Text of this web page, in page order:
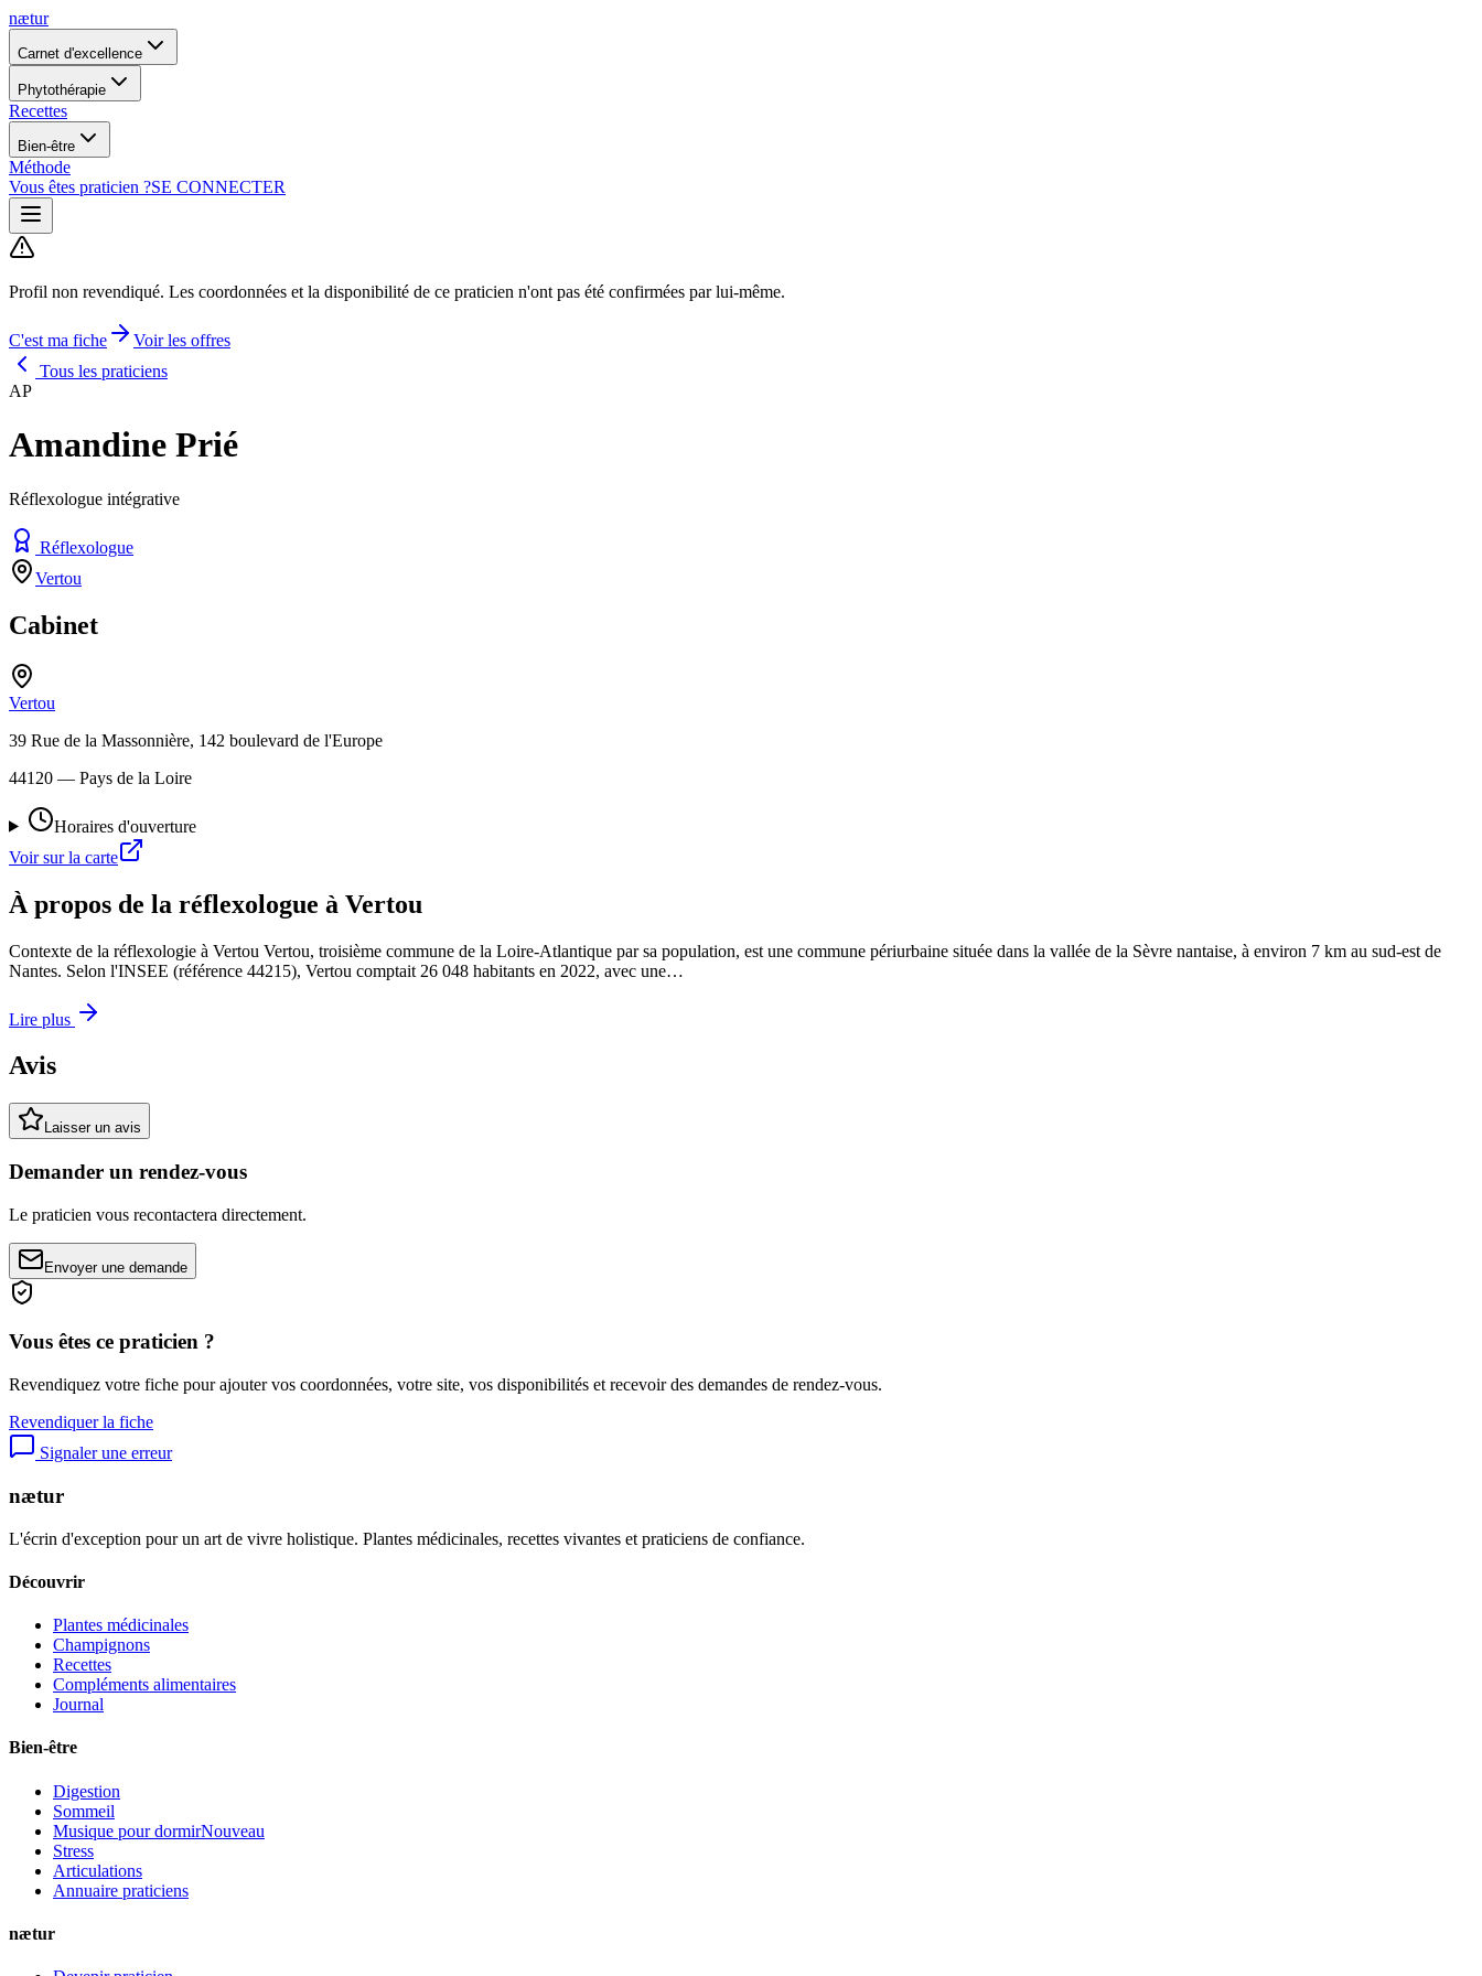
nætur
Carnet d'excellence
Phytothérapie
Recettes
Bien-être
Méthode
Vous êtes praticien ?SE CONNECTER
Profil non revendiqué. Les coordonnées et la disponibilité de ce praticien n'ont pas été confirmées par lui-même.
C'est ma fiche
Voir les offres
Tous les praticiens
AP
Amandine Prié
Réflexologue intégrative
Réflexologue
Vertou
Cabinet
Vertou
39 Rue de la Massonnière, 142 boulevard de l'Europe
44120 — Pays de la Loire
Horaires d'ouverture
Voir sur la carte
À propos de la réflexologue à Vertou
Contexte de la réflexologie à Vertou Vertou, troisième commune de la Loire-Atlantique par sa population, est une commune périurbaine située dans la vallée de la Sèvre nantaise, à environ 7 km au sud-est de
Nantes. Selon l'INSEE (référence 44215), Vertou comptait 26 048 habitants en 2022, avec une…
Lire plus
Avis
Laisser un avis
Demander un rendez-vous
Le praticien vous recontactera directement.
Envoyer une demande
Vous êtes ce praticien ?
Revendiquez votre fiche pour ajouter vos coordonnées, votre site, vos disponibilités et recevoir des demandes de rendez-vous.
Revendiquer la fiche
Signaler une erreur
nætur
L'écrin d'exception pour un art de vivre holistique. Plantes médicinales, recettes vivantes et praticiens de confiance.
Découvrir
Plantes médicinales
Champignons
Recettes
Compléments alimentaires
Journal
Bien-être
Digestion
Sommeil
Musique pour dormirNouveau
Stress
Articulations
Annuaire praticiens
nætur